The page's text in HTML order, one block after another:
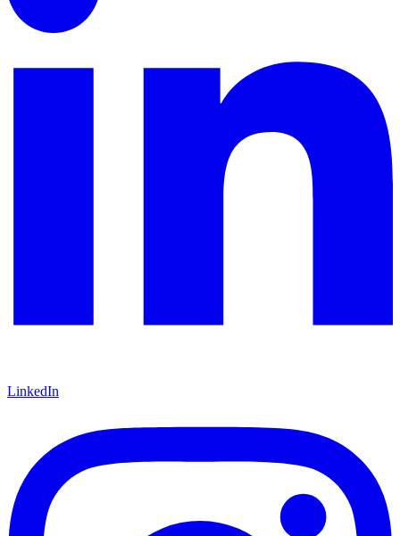
LinkedIn